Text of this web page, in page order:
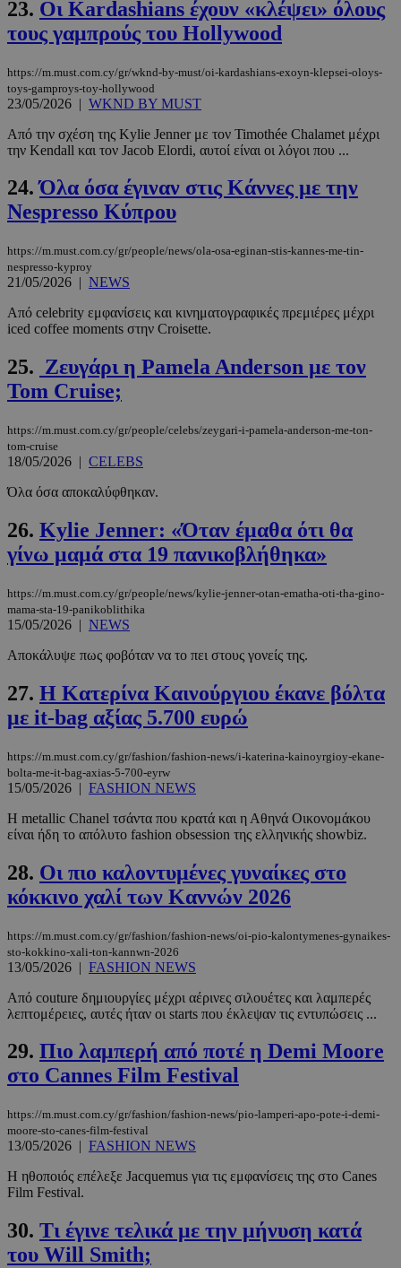
23. Οι Kardashians έχουν «κλέψει» όλους
τους γαμπρούς του Hollywood
https://m.must.com.cy/gr/wknd-by-must/oi-kardashians-exoyn-klepsei-oloys-
toys-gamproys-toy-hollywood
23/05/2026 | WKND BY MUST
Από την σχέση της Kylie Jenner με τον Timothée Chalamet μέχρι
την Kendall και τον Jacob Elordi, αυτοί είναι οι λόγοι που ...
24.Όλα όσα έγιναν στις Κάννες με την
Nespresso Κύπρου
https://m.must.com.cy/gr/people/news/ola-osa-eginan-stis-kannes-me-tin-
nespresso-kyproy
21/05/2026 | NEWS
Από celebrity εμφανίσεις και κινηματογραφικές πρεμιέρες μέχρι
iced coffee moments στην Croisette.
25. Ζευγάρι η Pamela Anderson με τον
Tom Cruise;
https://m.must.com.cy/gr/people/celebs/zeygari-i-pamela-anderson-me-ton-
tom-cruise
18/05/2026 | CELEBS
Όλα όσα αποκαλύφθηκαν.
26. Kylie Jenner: «Όταν έμαθα ότι θα
γίνω μαμά στα 19 πανικοβλήθηκα»
https://m.must.com.cy/gr/people/news/kylie-jenner-otan-ematha-oti-tha-gino-
mama-sta-19-panikoblithika
15/05/2026 | NEWS
Αποκάλυψε πως φοβόταν να το πει στους γονείς της.
27. Η Κατερίνα Καινούργιου έκανε βόλτα
με it-bag αξίας 5.700 ευρώ
https://m.must.com.cy/gr/fashion/fashion-news/i-katerina-kainoyrgioy-ekane-
bolta-me-it-bag-axias-5-700-eyrw
15/05/2026 | FASHION NEWS
Η metallic Chanel τσάντα που κρατά και η Αθηνά Οικονομάκου
είναι ήδη το απόλυτο fashion obsession της ελληνικής showbiz.
28. Οι πιο καλοντυμένες γυναίκες στο
κόκκινο χαλί των Καννών 2026
https://m.must.com.cy/gr/fashion/fashion-news/oi-pio-kalontymenes-gynaikes-
sto-kokkino-xali-ton-kannwn-2026
13/05/2026 | FASHION NEWS
Από couture δημιουργίες μέχρι αέρινες σιλουέτες και λαμπερές
λεπτομέρειες, αυτές ήταν οι starts που έκλεψαν τις εντυπώσεις ...
29. Πιο λαμπερή από ποτέ η Demi Moore
στο Cannes Film Festival
https://m.must.com.cy/gr/fashion/fashion-news/pio-lamperi-apo-pote-i-demi-
moore-sto-canes-film-festival
13/05/2026 | FASHION NEWS
Η ηθοποιός επέλεξε Jacquemus για τις εμφανίσεις της στο Canes
Film Festival.
30. Τι έγινε τελικά με την μήνυση κατά
του Will Smith;
CookieScriptConsent
CookieScript
www.must.com.cy
4
_scc_session
.entelia-
adserver.com
19 λεπτά
PHPSESSID
PHP.net
m.must.com.cy
συνεδρία